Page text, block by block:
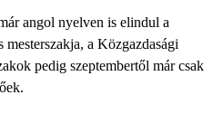
angol nyelven is elindul a
mesterszakja, a Közgazdasági
pedig szeptembertől már csak